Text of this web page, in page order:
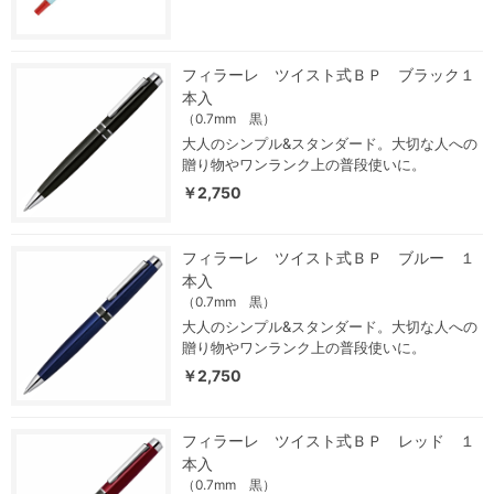
フィラーレ ツイスト式ＢＰ ブラック１
本入
（0.7mm 黒）
大人のシンプル&スタンダード。大切な人への
贈り物やワンランク上の普段使いに。
￥2,750
フィラーレ ツイスト式ＢＰ ブルー １
本入
（0.7mm 黒）
大人のシンプル&スタンダード。大切な人への
贈り物やワンランク上の普段使いに。
￥2,750
フィラーレ ツイスト式ＢＰ レッド １
本入
（0.7mm 黒）